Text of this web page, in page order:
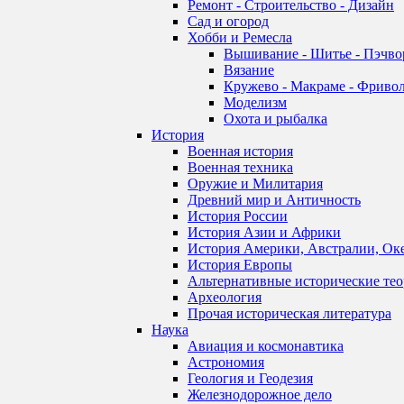
Ремонт - Строительство - Дизайн
Сад и огород
Хобби и Ремесла
Вышивание - Шитье -
Вязание
Кружево - Макраме -
Моделизм
Охота и рыбалка
История
Военная история
Военная техника
Оружие и Милитария
Древний мир и Античность
История России
История Азии и Африки
История Америки, Австралии,
История Европы
Альтернативные исторические
Археология
Прочая историческая литература
Наука
Авиация и космонавтика
Астрономия
Геология и Геодезия
Железнодорожное дело